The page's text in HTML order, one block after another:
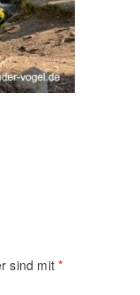
sind mit*